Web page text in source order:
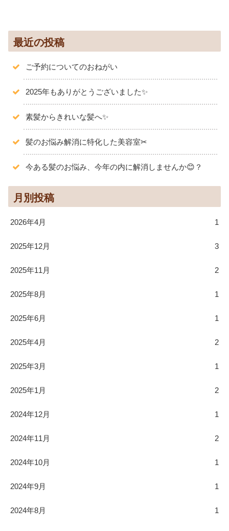
最近の投稿
ご予約についてのおねがい
2025年もありがとうございました✨️
素髪からきれいな髪へ✨
髪のお悩み解消に特化した美容室✂
今ある髪のお悩み、今年の内に解消しませんか😊？
月別投稿
2026年4月 1
2025年12月 3
2025年11月 2
2025年8月 1
2025年6月 1
2025年4月 2
2025年3月 1
2025年1月 2
2024年12月 1
2024年11月 2
2024年10月 1
2024年9月 1
2024年8月 1